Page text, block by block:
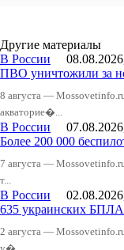
Другие материалы
В России
ПВО уничтожили за
8 августа —
акваторие�...
В России
Более 200 000
7 августа —
т...
В России
635 украинских
2 августа —